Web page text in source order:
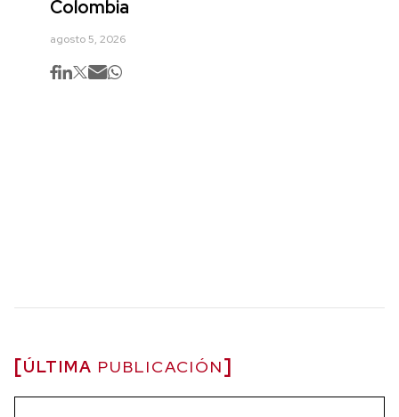
Colombia
agosto 5, 2026
ÚLTIMA PUBLICACIÓN